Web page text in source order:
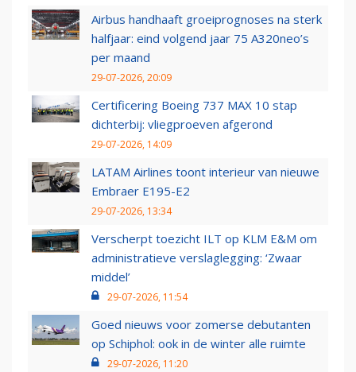
Airbus handhaaft groeiprognoses na sterk
halfjaar: eind volgend jaar 75 A320neo’s
per maand
29-07-2026, 20:09
Certificering Boeing 737 MAX 10 stap
dichterbij: vliegproeven afgerond
29-07-2026, 14:09
LATAM Airlines toont interieur van nieuwe
Embraer E195-E2
29-07-2026, 13:34
Verscherpt toezicht ILT op KLM E&M om
administratieve verslaglegging: ‘Zwaar
middel’
29-07-2026, 11:54
Goed nieuws voor zomerse debutanten
op Schiphol: ook in de winter alle ruimte
29-07-2026, 11:20